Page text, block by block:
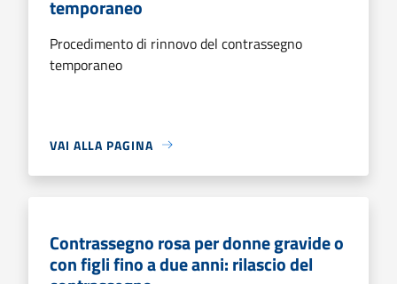
temporaneo
Procedimento di rinnovo del contrassegno
temporaneo
VAI ALLA PAGINA
Contrassegno rosa per donne gravide o
con figli fino a due anni: rilascio del